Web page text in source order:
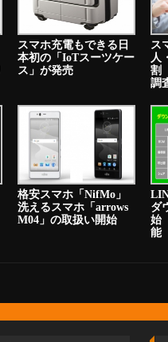
スマホ充電もできる日
本初の「IoTスーツケー
ス」が発売
ス
人
割
調
格安スマホ「NifMo」
洗えるスマホ「arrows
M04」の取扱い開始
ダ
始
能